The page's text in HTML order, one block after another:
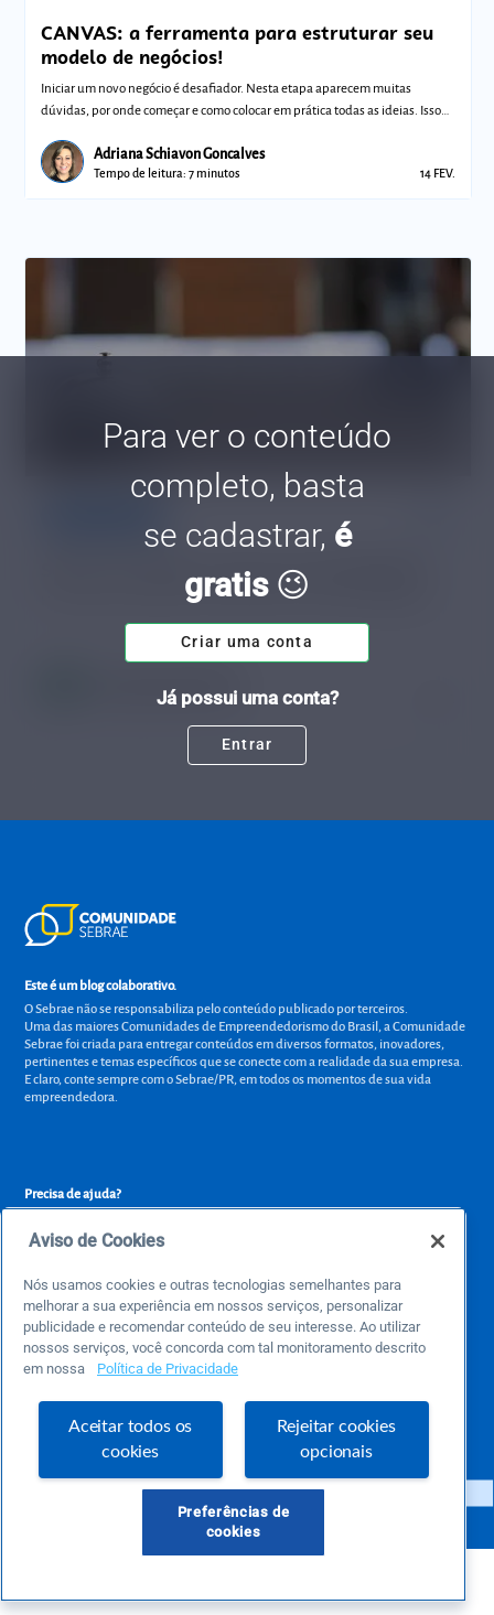
CANVAS: a ferramenta para estruturar seu
modelo de negócios!
Iniciar um novo negócio é desafiador. Nesta etapa aparecem muitas
dúvidas, por onde começar e como colocar em prática todas as ideias. Isso
Adriana Schiavon Goncalves
Tempo de leitura: 7 minutos 14 FEV.
Comunidades
Sebrae em dados: Serviços de Hospedagem
Hoje no Sebrae em Dados vamos falar sobre os serviços de hospedagens.
Tempo de leitura: 8 minutos
Para ver o conteúdo
completo, basta
se cadastrar, é
gratis😉
Criar uma conta
Já possui uma conta?
Entrar
Este é um blog colaborativo.
O Sebrae não se responsabiliza pelo conteúdo publicado por terceiros.
Uma das maiores Comunidades de Empreendedorismo do Brasil, a Comunidade
Sebrae foi criada para entregar conteúdos em diversos formatos, inovadores,
pertinentes e temas específicos que se conecte com a realidade da sua empresa.
E claro, conte sempre com o Sebrae/PR, em todos os momentos de sua vida
empreendedora.
Precisa de ajuda?
Sobre o Sebrae
Termos de uso
Aviso de Cookies
Nós usamos cookies e outras tecnologias semelhantes para
melhorar a sua experiência em nossos serviços, personalizar
publicidade e recomendar conteúdo de seu interesse. Ao utilizar
nossos serviços, você concorda com tal monitoramento descrito
em nossa
Política de Privacidade
Aceitar todos os
cookies
Rejeitar cookies
opcionais
Preferências de
cookies